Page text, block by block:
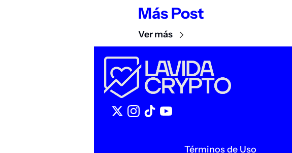
Más Post
Ver más
Términos de Uso